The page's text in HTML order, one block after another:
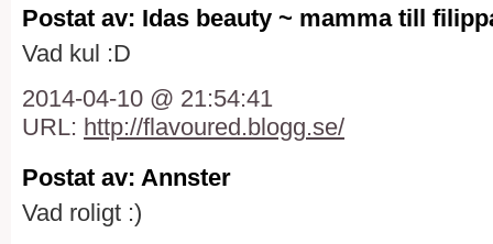
Postat av: Idas beauty ~ mamma till
Vad kul :D
2014-04-10 @ 21:54:41
URL: http://flavoured.blogg.se/
Postat av: Annster
Vad roligt :)